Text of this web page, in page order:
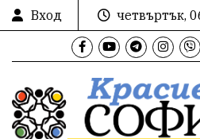
Вход
четвъртък,